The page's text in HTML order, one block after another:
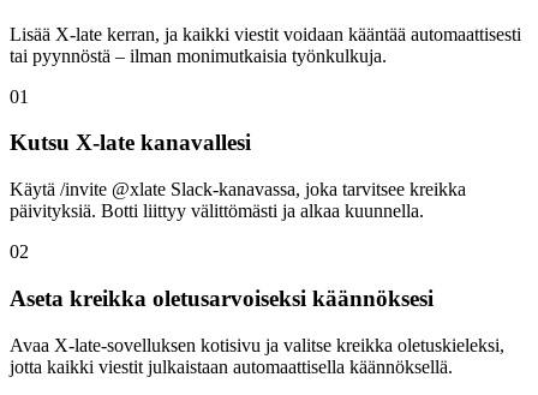
Lisää X-late kerran, ja kaikki viestit voidaan kääntää automaattisesti
tai pyynnöstä – ilman monimutkaisia työnkulkuja.
01
Kutsu X-late kanavallesi
Käytä /invite @xlate Slack-kanavassa, joka tarvitsee kreikka
päivityksiä. Botti liittyy välittömästi ja alkaa kuunnella.
02
Aseta kreikka oletusarvoiseksi käännöksesi
Avaa X-late-sovelluksen kotisivu ja valitse kreikka oletuskieleksi,
jotta kaikki viestit julkaistaan automaattisella käännöksellä.